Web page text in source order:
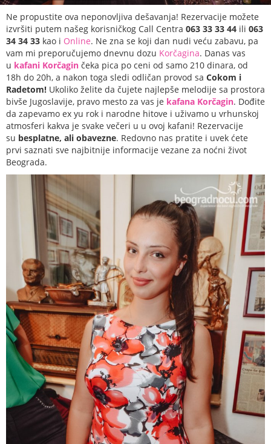
Ne propustite ova neponovljiva dešavanja! Rezervacije možete
izvršiti putem našeg korisničkog Call Centra 063 33 33 44 ili 063
34 34 33 kao i Online. Ne zna se koji dan nudi veću zabavu, pa
vam mi preporučujemo dnevnu dozu Korčagina. Danas vas
u kafani Korčagin čeka pica po ceni od samo 210 dinara, od
18h do 20h, a nakon toga sledi odličan provod sa Cokom i
Radetom! Ukoliko želite da čujete najlepše melodije sa prostora
bivše Jugoslavije, pravo mesto za vas je kafana Korčagin. Dođite
da zapevamo ex yu rok i narodne hitove i uživamo u vrhunskoj
atmosferi kakva je svake večeri u u ovoj kafani! Rezervacije
su besplatne, ali obavezne. Redovno nas pratite i uvek ćete
prvi saznati sve najbitnije informacije vezane za noćni život
Beograda.